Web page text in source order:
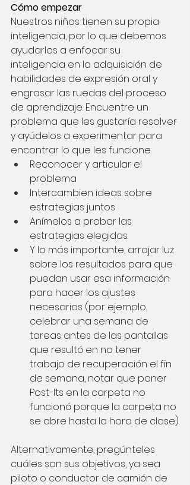
Cómo empezar
Nuestros niños tienen su propia
inteligencia, por lo que debemos
ayudarlos a enfocar su
inteligencia en la adquisición de
habilidades de expresión oral y
engrasar las ruedas del proceso
de aprendizaje. Encuentre un
problema que les gustaría resolver
y ayúdelos a experimentar para
encontrar lo que les funcione:
Reconocer y articular el
problema
Intercambien ideas sobre
estrategias juntos
Anímelos a probar las
estrategias elegidas.
Y lo más importante, arrojar luz
sobre los resultados para que
puedan usar esa información
para hacer los ajustes
necesarios (por ejemplo,
celebrar una semana de
tareas antes de las pantallas
que resultó en no tener
trabajo de recuperación el fin
de semana, notar que poner
Post-Its en la carpeta no
funcionó porque la carpeta no
se abre hasta la hora de clase)
Alternativamente, pregúnteles
cuáles son sus objetivos, ya sea
piloto o conductor de camión de